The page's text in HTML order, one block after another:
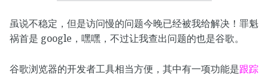
虽说不稳定，但是访问慢的问题今晚已经被我给解决！罪魁
祸首是 google，嘿嘿，不过让我查出问题的也是谷歌。
谷歌浏览器的开发者工具相当方便，其中有一项功能是跟踪